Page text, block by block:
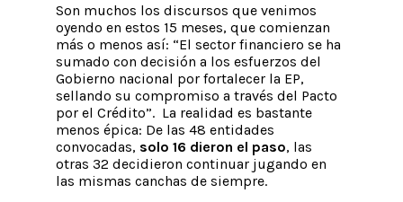
Son muchos los discursos que venimos
oyendo en estos 15 meses, que comienzan
más o menos así: “El sector financiero se ha
sumado con decisión a los esfuerzos del
Gobierno nacional por fortalecer la EP,
sellando su compromiso a través del Pacto
por el Crédito”. La realidad es bastante
menos épica: De las 48 entidades
convocadas, solo 16 dieron el paso, las
otras 32 decidieron continuar jugando en
las mismas canchas de siempre.